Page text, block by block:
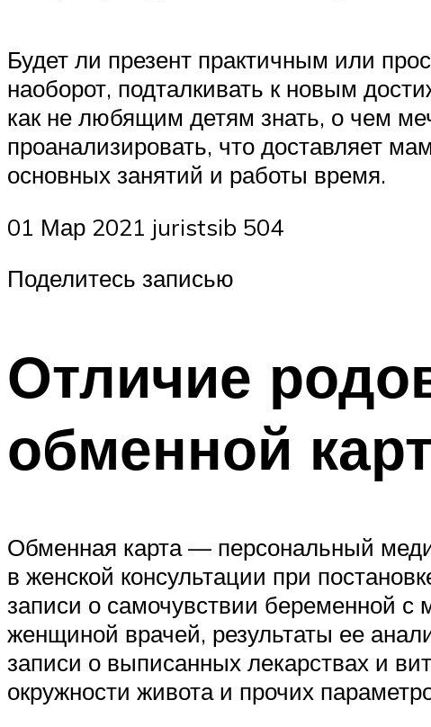
Будет ли презент практичным или
наоборот, подталкивать к новым
как не любящим детям знать, о чем
проанализировать, что доставляет
основных занятий и работы время.
01 Мар 2021 juristsib 504
Поделитесь записью
Отличие
обменной
Обменная карта — персональный
в женской консультации при
записи о самочувствии беременной с
женщиной врачей, результаты ее
записи о выписанных лекарствах и
окружности живота и прочих